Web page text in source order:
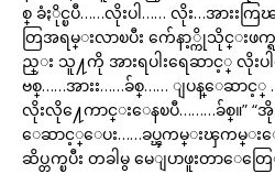
စ္ ခံႏိုင္ၿပီ……လိုးပါ…… လိုး…အားးက
တြအရမ္းလာၿပီး က်ေနာ့္ကိုသိုင္းဖ
ည္း သူ႔ကို အားရပါးရေဆာင့္ လိုး
ဗစ္……အားး……ခ်စ္…… ျပန္ေဆာင့္
လိုးလို႔ေကာင္းေနၿပီ………ခ်စ္။” “
ေဆာင့္ေပး……ခပ္ၾကမ္းၾကမ္
ဆိပ္တက္ၿပီး တခါမွ မေျပာဖူးတာေတ